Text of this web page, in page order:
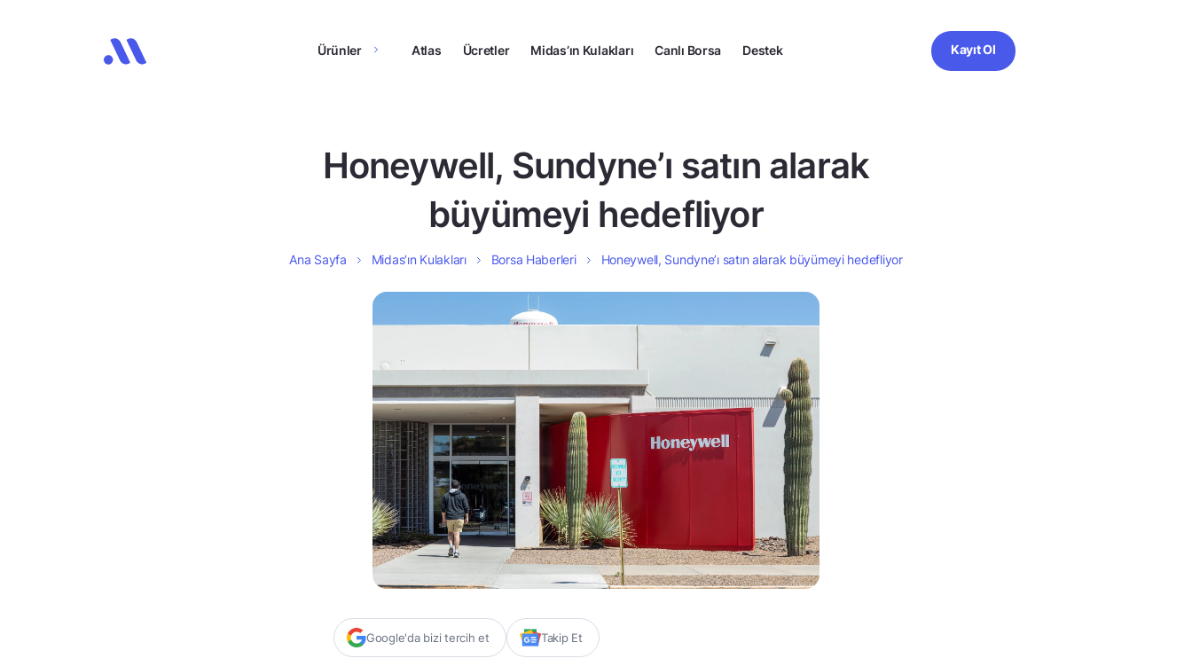
Ürünler Atlas Ücretler Midas’ın Kulakları Canlı Borsa Destek Kayıt Ol
Honeywell, Sundyne’ı satın alarak
büyümeyi hedefliyor
Ana Sayfa Midas’ın Kulakları Borsa Haberleri Honeywell, Sundyne’ı satın alarak büyümeyi hedefliyor
Google'da bizi tercih et Takip Et